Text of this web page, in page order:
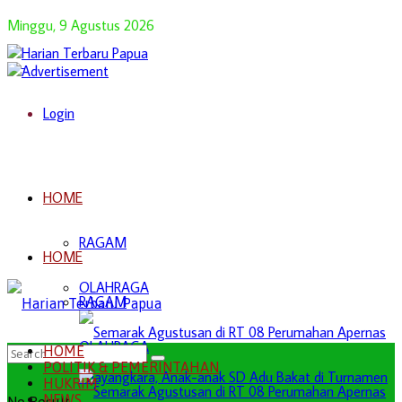
Minggu, 9 Agustus 2026
Login
HOME
RAGAM
OLAHRAGA
HOME
RAGAM
OLAHRAGA
HOME
POLITIK & PEMERINTAHAN
HUKRIM